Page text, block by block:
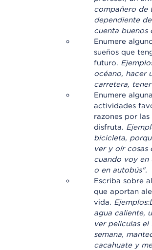
compañero de
dependiente
cuenta buenos
Enumere
sueños que
futuro.
océano, hacer
carretera,
Enumere
actividades
razones por las
disfruta.
bicicleta,
ver y oír cosas
cuando voy en
o en autobús".
Escriba sobre
que aportan
vida. Ejemplos:
agua caliente,
ver películas el
semana,
cacahuate y